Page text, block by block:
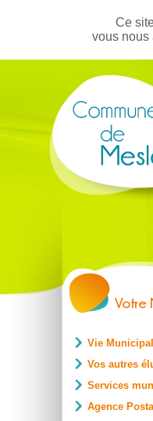
Ce
vous nous
Vie
Vos autres
Services
Agence